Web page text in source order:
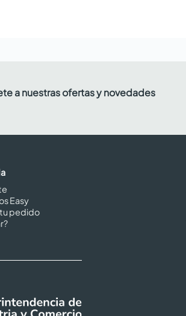
a nuestras ofertas y novedades
Easy
pedido